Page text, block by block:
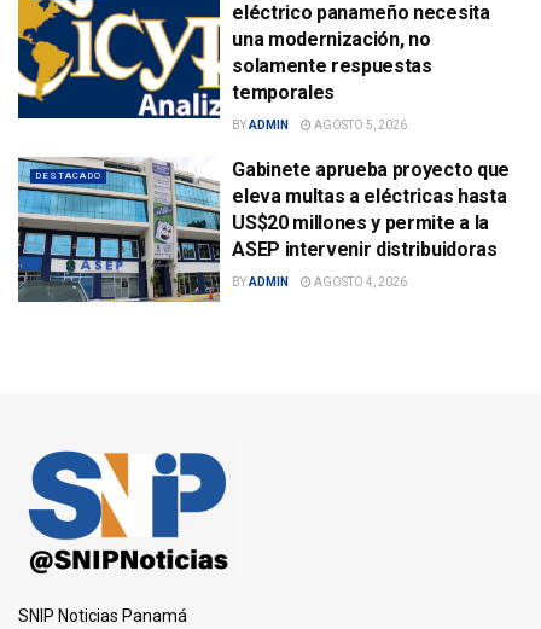
eléctrico panameño necesita
una modernización, no
solamente respuestas
temporales
BYADMIN AGOSTO 5, 2026
DESTACADO
Gabinete aprueba proyecto que
eleva multas a eléctricas hasta
US$20 millones y permite a la
ASEP intervenir distribuidoras
BYADMIN AGOSTO 4, 2026
SNIP Noticias Panamá